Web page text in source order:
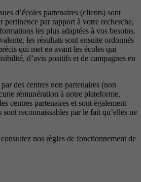
d’écoles partenaires (clients) sont
pertinence par rapport à votre recherche,
les plus adaptées à vos besoins.
les résultats sont ensuite ordonnés
qui met en avant les écoles qui
d’avis positifs et de campagnes en
des centres non partenaires (non
rémunération à notre plateforme,
centres partenaires et sont également
reconnaissables par le fait qu’elles ne
nos règles de fonctionnement de